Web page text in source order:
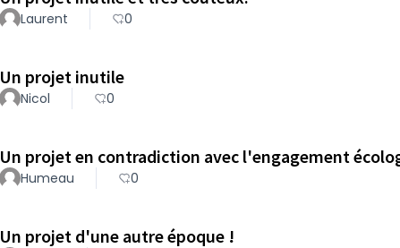
Laurent 0
Un projet inutile
Nicol 0
Humeau 0
Un projet d'une autre époque !